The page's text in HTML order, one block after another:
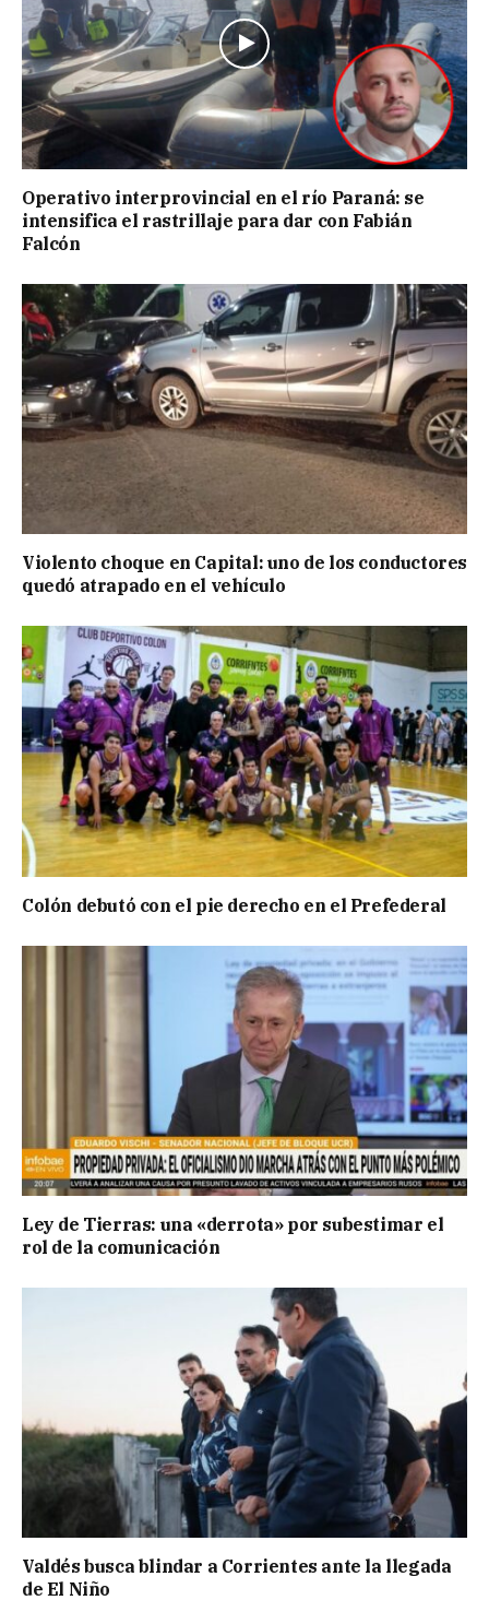
Operativo interprovincial en el río Paraná: se
intensifica el rastrillaje para dar con Fabián
Falcón
Violento choque en Capital: uno de los conductores
quedó atrapado en el vehículo
Colón debutó con el pie derecho en el Prefederal
Ley de Tierras: una «derrota» por subestimar el
rol de la comunicación
Valdés busca blindar a Corrientes ante la llegada
de El Niño